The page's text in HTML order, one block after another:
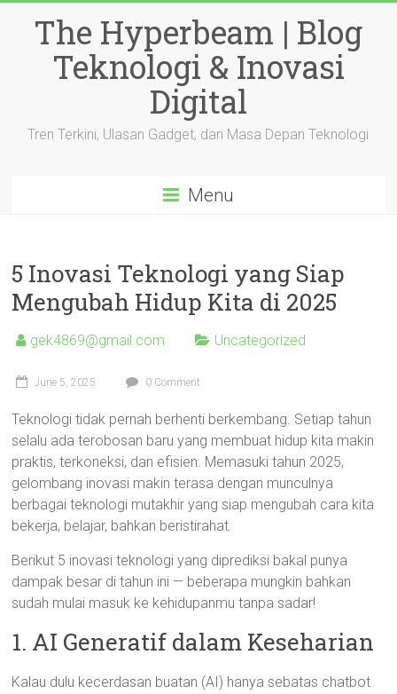
contentThe Hyperbeam | Blog
Teknologi & Inovasi
Digital
Tren Terkini, Ulasan Gadget, dan Masa Depan Teknologi
Menu
5 Inovasi Teknologi yang Siap
Mengubah Hidup Kita di 2025
gek4869@gmail.com Uncategorized
June 5, 2025 0 Comment
Teknologi tidak pernah berhenti berkembang. Setiap tahun
selalu ada terobosan baru yang membuat hidup kita makin
praktis, terkoneksi, dan efisien. Memasuki tahun 2025,
gelombang inovasi makin terasa dengan munculnya
berbagai teknologi mutakhir yang siap mengubah cara kita
bekerja, belajar, bahkan beristirahat.
Berikut 5 inovasi teknologi yang diprediksi bakal punya
dampak besar di tahun ini — beberapa mungkin bahkan
sudah mulai masuk ke kehidupanmu tanpa sadar!
1. AI Generatif dalam Keseharian
Kalau dulu kecerdasan buatan (AI) hanya sebatas chatbot